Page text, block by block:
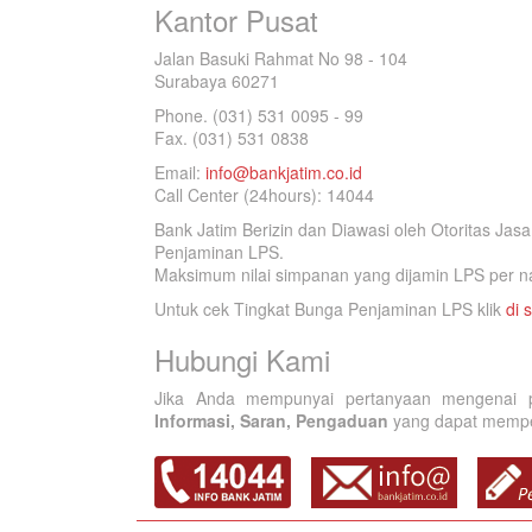
Kantor Pusat
Jalan Basuki Rahmat No 98 - 104
Surabaya 60271
Phone. (031) 531 0095 - 99
Fax. (031) 531 0838
Email: info@bankjatim.co.id
Call Center (24hours): 14044
Bank Jatim Berizin dan Diawasi oleh Otoritas
Penjaminan LPS.
Maksimum nilai simpanan yang dijamin LPS per
Untuk cek Tingkat Bunga Penjaminan LPS klik di
Hubungi Kami
Jika Anda mempunyai pertanyaan
Informasi, Saran, Pengaduan yang dapat